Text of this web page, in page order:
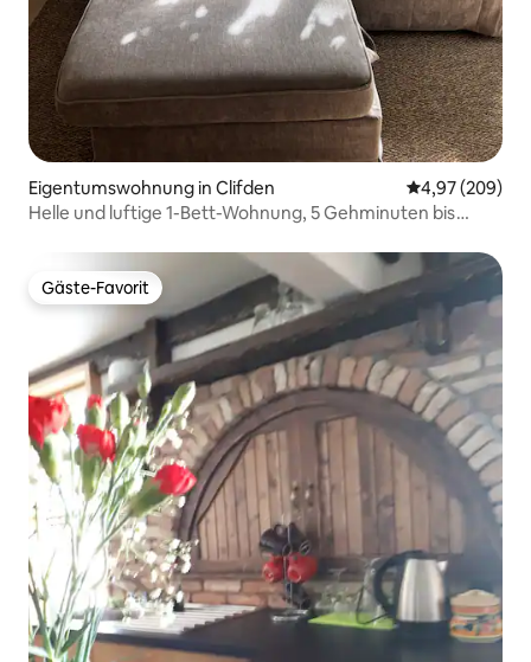
Eigentumswohnung in Clifden
4,97 (209)
Helle und luftige 1-Bett-Wohnung, 5 Gehminuten bis
Gäste-Favorit
Gäste-Favorit